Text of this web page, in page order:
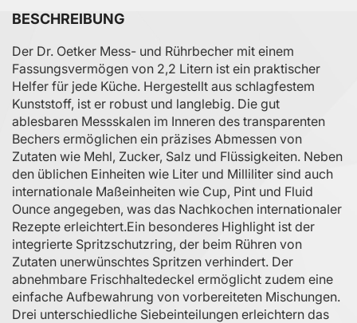
BESCHREIBUNG
Der Dr. Oetker Mess- und Rührbecher mit einem
Fassungsvermögen von 2,2 Litern ist ein praktischer
Helfer für jede Küche. Hergestellt aus schlagfestem
Kunststoff, ist er robust und langlebig. Die gut
ablesbaren Messskalen im Inneren des transparenten
Bechers ermöglichen ein präzises Abmessen von
Zutaten wie Mehl, Zucker, Salz und Flüssigkeiten. Neben
den üblichen Einheiten wie Liter und Milliliter sind auch
internationale Maßeinheiten wie Cup, Pint und Fluid
Ounce angegeben, was das Nachkochen internationaler
Rezepte erleichtert.​ Ein besonderes Highlight ist der
integrierte Spritzschutzring, der beim Rühren von
Zutaten unerwünschtes Spritzen verhindert. Der
abnehmbare Frischhaltedeckel ermöglicht zudem eine
einfache Aufbewahrung von vorbereiteten Mischungen.
Drei unterschiedliche Siebeinteilungen erleichtern das